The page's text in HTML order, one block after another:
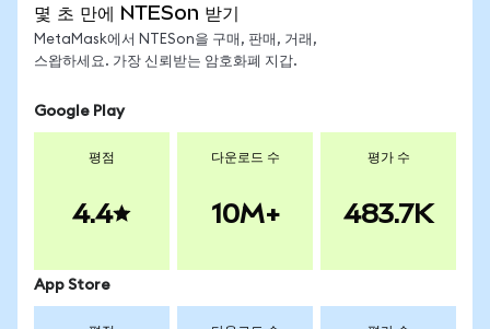
몇 초 만에 NTESon 받기
MetaMask에서 NTESon을 구매, 판매, 거래,
스왑하세요. 가장 신뢰받는 암호화폐 지갑.
Google Play
평점
4.4
다운로드 수
10M+
평가 수
483.7K
App Store